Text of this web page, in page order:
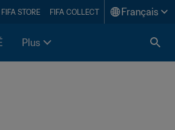
FIFA STORE FIFA COLLECT Français
Plus